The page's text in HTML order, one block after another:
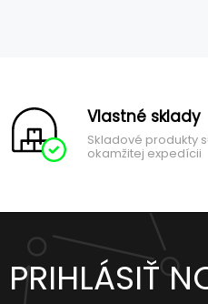
Vlastné sklady
Skladové produkty
okamžitej expedícii
PRIHLÁSIŤ